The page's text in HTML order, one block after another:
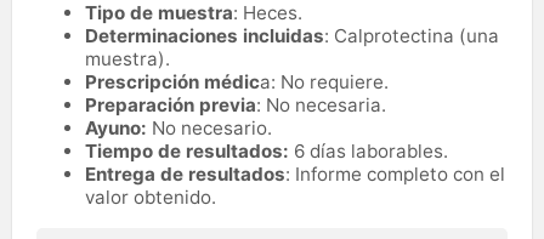
Tipo de muestra: Heces.
Determinaciones incluidas: Calprotectina (una
muestra).
Prescripción médica: No requiere.
Preparación previa: No necesaria.
Ayuno: No necesario.
Tiempo de resultados: 6 días laborables.
Entrega de resultados: Informe completo con el
valor obtenido.